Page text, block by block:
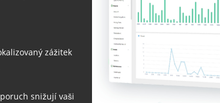
zážitek
snižují vaši